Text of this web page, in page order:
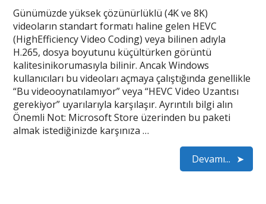
Günümüzde yüksek çözünürlüklü (4K ve 8K)
videoların standart formatı haline gelen HEVC
(HighEfficiency Video Coding) veya bilinen adıyla
H.265, dosya boyutunu küçültürken görüntü
kalitesinikorumasıyla bilinir. Ancak Windows
kullanıcıları bu videoları açmaya çalıştığında genellikle
“Bu videooynatılamıyor” veya “HEVC Video Uzantısı
gerekiyor” uyarılarıyla karşılaşır. Ayrıntılı bilgi alın
Önemli Not: Microsoft Store üzerinden bu paketi
almak istediğinizde karşınıza …
Devamı...